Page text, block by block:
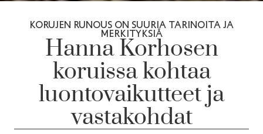
KORUJEN RUNOUS ON SUURIA TARINOITA JA
MERKITYKSIÄ
Hanna Korhosen
koruissa kohtaa
luontovaikutteet ja
vastakohdat